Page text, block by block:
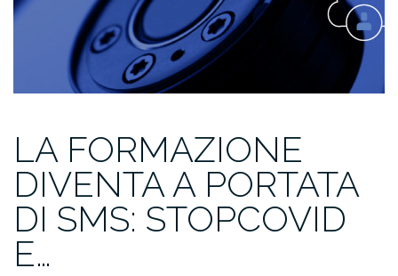
LA FORMAZIONE
DIVENTA A PORTATA
DI SMS: STOPCOVID
E…